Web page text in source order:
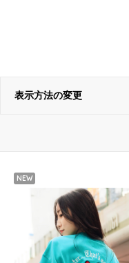
表示方法の変更
NEW